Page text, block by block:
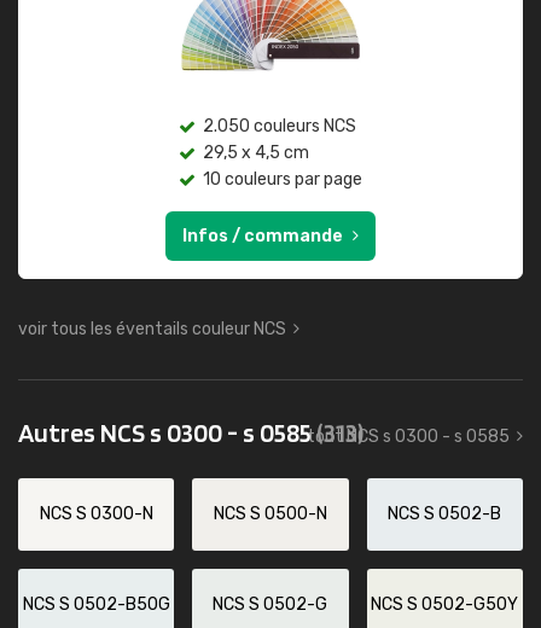
2.050 couleurs NCS
29,5 x 4,5 cm
10 couleurs par page
Infos / commande
voir tous les éventails couleur NCS
Autres NCS s 0300 - s 0585(313)
tout NCS s 0300 - s 0585
NCS S 0300-N NCS S 0500-N NCS S 0502-B
NCS S 0502-B50G NCS S 0502-G NCS S 0502-G50Y